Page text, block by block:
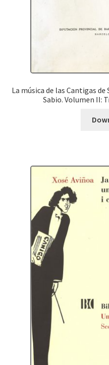
La música de las Cantigas
Sabio. Volumen II: